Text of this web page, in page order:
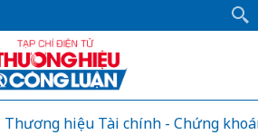
Thương hiệu Tài chính - Chứng